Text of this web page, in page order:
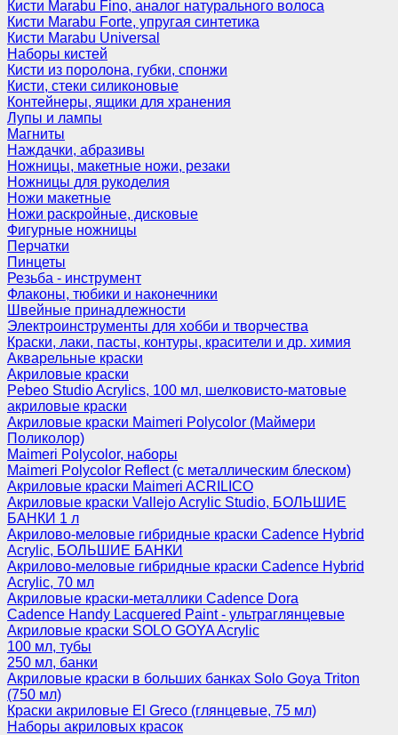
Кисти Marabu Fino, аналог натурального волоса
Кисти Marabu Forte, упругая синтетика
Кисти Marabu Universal
Наборы кистей
Кисти из поролона, губки, спонжи
Кисти, стеки силиконовые
Контейнеры, ящики для хранения
Лупы и лампы
Магниты
Наждачки, абразивы
Ножницы, макетные ножи, резаки
Ножницы для рукоделия
Ножи макетные
Ножи раскройные, дисковые
Фигурные ножницы
Перчатки
Пинцеты
Резьба - инструмент
Флаконы, тюбики и наконечники
Швейные принадлежности
Электроинструменты для хобби и творчества
Краски, лаки, пасты, контуры, красители и др. химия
Акварельные краски
Акриловые краски
Pebeo Studio Acrylics, 100 мл, шелковисто-матовые
акриловые краски
Акриловые краски Maimeri Polycolor (Маймери
Поликолор)
Maimeri Polycolor, наборы
Maimeri Polycolor Reflect (с металлическим блеском)
Акриловые краски Maimeri ACRILICO
Акриловые краски Vallejo Acrylic Studio, БОЛЬШИЕ
БАНКИ 1 л
Акрилово-меловые гибридные краски Cadence Hybrid
Acrylic, БОЛЬШИЕ БАНКИ
Акрилово-меловые гибридные краски Cadence Hybrid
Acrylic, 70 мл
Акриловые краски-металлики Cadence Dora
Cadence Handy Lacquered Paint - ультраглянцевые
Акриловые краски SOLO GOYA Acrylic
100 мл, тубы
250 мл, банки
Акриловые краски в больших банках Solo Goya Triton
(750 мл)
Краски акриловые El Greco (глянцевые, 75 мл)
Наборы акриловых красок